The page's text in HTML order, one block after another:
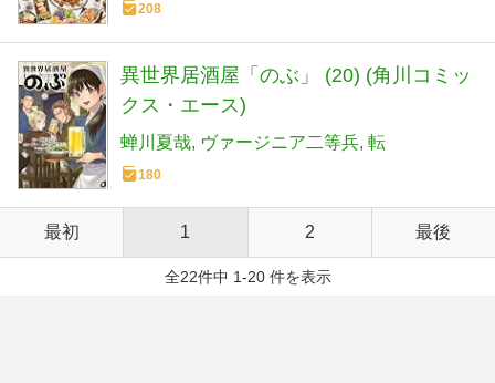
208
異世界居酒屋「のぶ」 (20) (角川コミッ
クス・エース)
蝉川夏哉 ヴァージニア二等兵 転
180
最初 1 2 最後
全22件中 1-20 件を表示